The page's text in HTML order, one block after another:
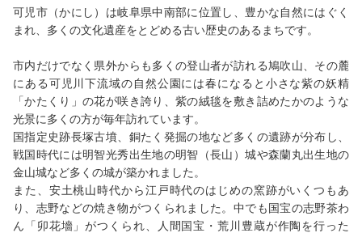
可児市（かにし）は岐阜県中南部に位置し、豊かな自然にはぐく
まれ、多くの文化遺産をとどめる古い歴史のあるまちです。
市内だけでなく県外からも多くの登山者が訪れる鳩吹山、その麓
にある可児川下流域の自然公園には春になると小さな紫の妖精
「かたくり」の花が咲き誇り、紫の絨毯を敷き詰めたかのような
光景に多くの方が毎年訪れています。
国指定史跡長塚古墳、銅たく発掘の地など多くの遺跡が分布し、
戦国時代には明智光秀出生地の明智（長山）城や森蘭丸出生地の
金山城など多くの城が築かれました。
また、安土桃山時代から江戸時代のはじめの窯跡がいくつもあ
り、志野などの焼き物がつくられました。中でも国宝の志野茶わ
ん「卯花墻」がつくられ、人間国宝・荒川豊蔵が作陶を行った